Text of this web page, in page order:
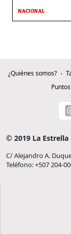
NACIONAL
¿Quiénes somos?
© 2019 La Estrella
C/ Alejandro A.
Teléfono: +507 204-